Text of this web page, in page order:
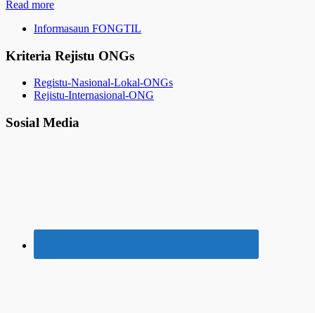
Read more
Informasaun FONGTIL
Kriteria Rejistu ONGs
Registu-Nasional-Lokal-ONGs
Rejistu-Internasional-ONG
Sosial Media